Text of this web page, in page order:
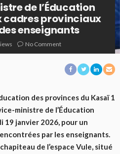
de l’Éducation
cadres provinciaux
enseignants
No Comment
des provinces du Kasaï 1
ministre de l’Éducation
19 janvier 2026, pour un
par les enseignants.
de l’espace Vule, situé